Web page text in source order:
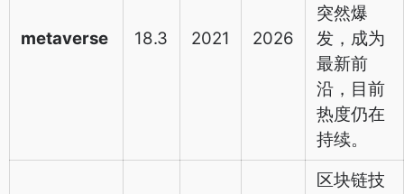
metaverse 18.3 2021 2026
突然爆
发，成为
最新前
沿，目前
热度仍在
持续。
区块链技